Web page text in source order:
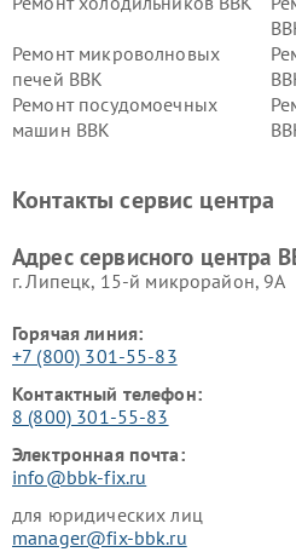
Ремонт микроволновых
печей BBK
Ремонт посудомоечных
машин BBK
Ремонт винных шкафов BBK
Контакты сервис центра
Адрес сервисного центра
г. Липецк, 15-й микрорайон, 9А
Горячая линия:
+7 (800) 301-55-83
Контактный телефон:
8 (800) 301-55-83
Электронная почта:
info@bbk-fix.ru
для юридических лиц
manager@fix-bbk.ru